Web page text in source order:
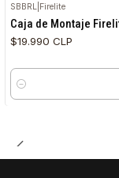
SBBRL Firelite
Caja de Montaje
$19.990 CLP
Cantidad